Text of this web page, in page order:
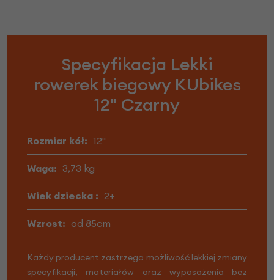
Specyfikacja Lekki
rowerek biegowy KUbikes
12" Czarny
Rozmiar kół: 12"
Waga: 3,73 kg
Wiek dziecka : 2+
Wzrost: od 85cm
Każdy producent zastrzega możliwość lekkiej zmiany
specyfikacji, materiałów oraz wyposażenia bez